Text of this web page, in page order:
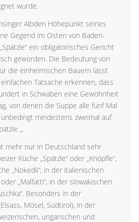
wurde.
Albden Höhepunkt seines
Gegend im Osten von Baden-
ein obligatorisches Gericht
geworden. Die Bedeutung von
die einheimischen Bauern lässt
Tatsache erkennen, dass
in Schwaben eine Gewohnheit
von denen die Suppe alle fünf Mal
mindestens zweimal auf
„.
mehr nur in Deutschland sehr
Küche „Spätzle“ oder „Knöpfle“,
„Nokedli“, in der italienischen
oder „Malfatti“, in der slowakischen
Besonders in der
Mösel, Südtirol), in der
ungarischen und